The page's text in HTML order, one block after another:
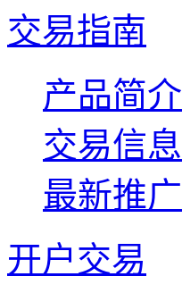
交易指南
产品简介
交易信息
最新推广
开户交易